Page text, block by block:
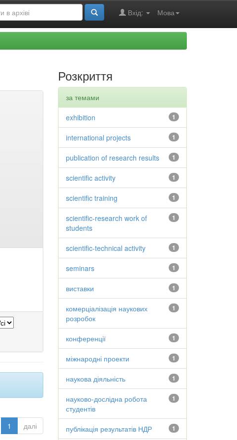
Мова
Вхід:
1 далі
Розкриття
за темами
1
exhibition
1
international projects
1
publication of research results
1
scientific activity
1
scientific training
1
scientific-research work of
students
1
scientific-technical activity
1
seminars
1
виставки
1
комерціалізація наукових
розробок
1
конференції
1
міжнародні проекти
1
наукова діяльність
1
науково-дослідна робота
студентів
1
публікація результатів НДР